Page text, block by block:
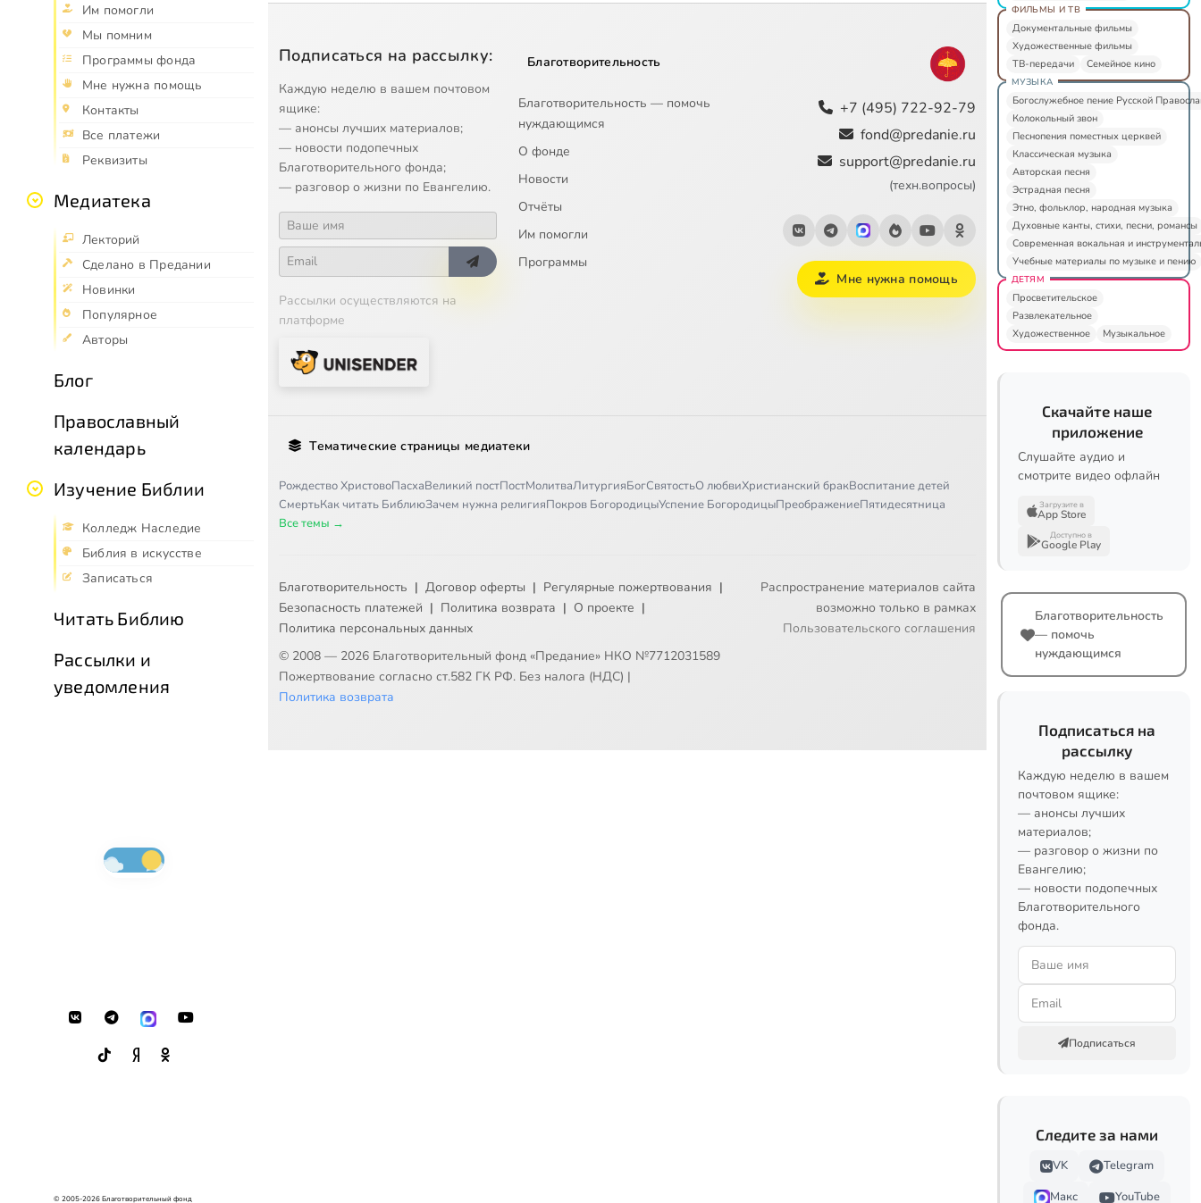
Им помогли
Мы помним
Программы фонда
Мне нужна помощь
Контакты
Все платежи
Реквизиты
Медиатека
Лекторий
Сделано в Предании
Новинки
Популярное
Авторы
Блог
Православный
календарь
Изучение Библии
Колледж Наследие
Библия в искусстве
Записаться
Читать Библию
Рассылки и
уведомления
© 2005-2026 Благотворительный фонд
Подписаться на рассылку:
Каждую неделю в вашем почтовом
ящике:
— анонсы лучших материалов;
— новости подопечных
Благотворительного фонда;
— разговор о жизни по Евангелию.
Рассылки осуществляются на
платформе
Благотворительность
Благотворительность — помочь
нуждающимся
О фонде
Новости
Отчёты
Им помогли
Программы
+7 (495) 722-92-79
fond@predanie.ru
support@predanie.ru
(техн.вопросы)
Мне нужна помощь
Тематические страницы медиатеки
Рождество ХристовоПасхаВеликий постПостМолитваЛитургияБогСвятостьО любвиХристианский бракВоспитание детей
СмертьКак читать БиблиюЗачем нужна религияПокров БогородицыУспение БогородицыПреображениеПятидесятница
Все темы →
Благотворительность | Договор оферты | Регулярные пожертвования |
Безопасность платежей | Политика возврата | О проекте |
Политика персональных данных
© 2008 — 2026 Благотворительный фонд «Предание» НКО №7712031589
Пожертвование согласно ст.582 ГК РФ. Без налога (НДС) |
Политика возврата
Распространение материалов сайта
возможно только в рамках
Пользовательского соглашения
ФИЛЬМЫ И ТВ
Документальные фильмы
Художественные фильмы
ТВ-передачи
Семейное кино
МУЗЫКА
Богослужебное пение Русской
Колокольный звон
Песнопения поместных церквей
Классическая музыка
Авторская песня
Эстрадная песня
Этно, фольклор, народная музыка
Духовные канты, стихи, песни, романсы
Современная вокальная и
Учебные материалы по музыке и пению
ДЕТЯМ
Просветительское
Развлекательное
Художественное
Музыкальное
Скачайте наше
приложение
Слушайте аудио и
смотрите видео офлайн
Загрузите в
App Store
Доступно в
Google Play
Благотворительность
— помочь
нуждающимся
Подписаться на
рассылку
Каждую неделю в вашем
почтовом ящике:
— анонсы лучших
материалов;
— разговор о жизни по
Евангелию;
— новости подопечных
Благотворительного
фонда.
Подписаться
Следите за нами
VK
Telegram
Макс
YouTube